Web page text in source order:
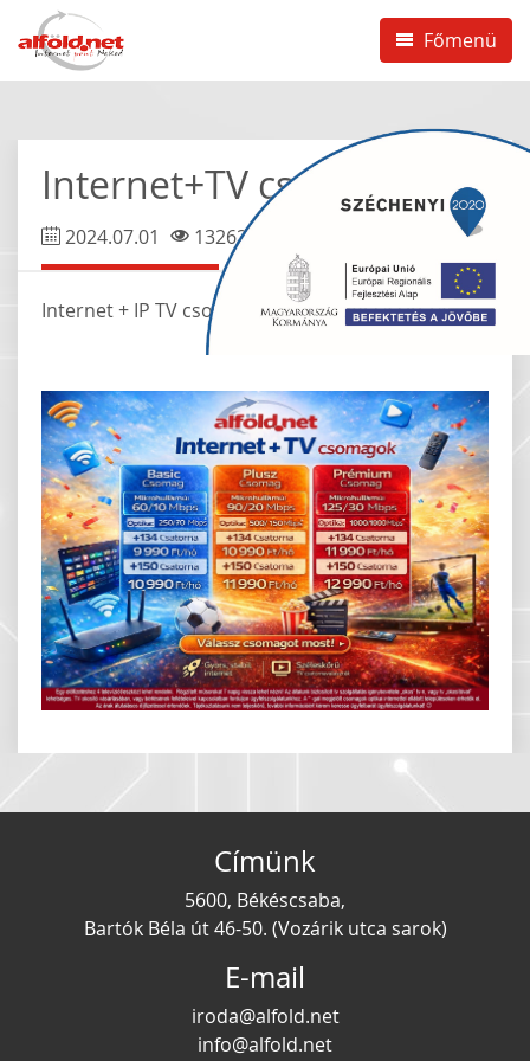
Főmenü
Internet+TV csomagok
2024.07.01 13262
Internet + IP TV csomagajánlatunkhoz az itt találja!
Címünk
5600, Békéscsaba,
Bartók Béla út 46-50. (Vozárik utca sarok)
E-mail
iroda@alfold.net
info@alfold.net